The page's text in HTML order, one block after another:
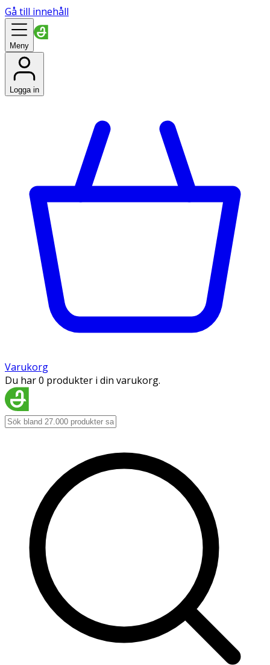
Gå till innehåll
Meny
Logga in
Varukorg
Du har 0 produkter i din varukorg.